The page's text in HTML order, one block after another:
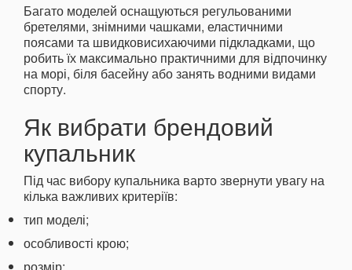
Багато моделей оснащуються регульованими
бретелями, знімними чашками, еластичними
поясами та швидковисихаючими підкладками, що
робить їх максимально практичними для відпочинку
на морі, біля басейну або занять водними видами
спорту.
Як вибрати брендовий
купальник
Під час вибору купальника варто звернути увагу на
кілька важливих критеріїв:
тип моделі;
особливості крою;
розмір;